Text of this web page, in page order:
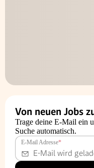
Von neuen Jobs
Trage deine E-Mail ein
Suche automatisch.
E-Mail Adresse*